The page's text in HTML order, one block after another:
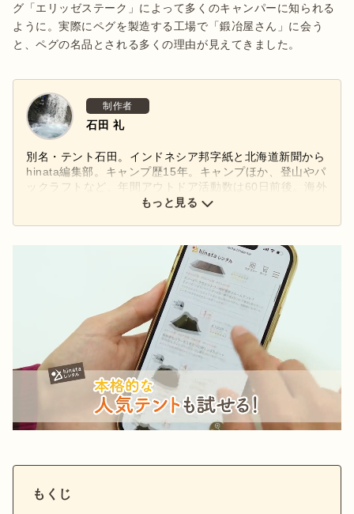
グ「エリッゼステーク」によって多くのキャンパーに知られる
ように。実際にペグを製造する工場で「鍛冶屋さん」に会う
と、ペグの名品とされる多くの理由が見えてきました。
制作者
石田 礼
別名・テント石田。インドネシア邦字紙と北海道新聞から
hinata編集部。キャンプ歴15年。キャンプほか、登山やパ
ックラフトなど、年間アウトドア活動数は60日前後。海外
無人島や北海道での雪中、妻とのデュオ、愛犬ゴン太との
もっと見る
もくじ